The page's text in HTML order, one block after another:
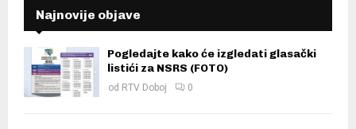
Najnovije objave
Pogledajte kako će izgledati glasački
listići za NSRS (FOTO)
od RTV Doboj 0